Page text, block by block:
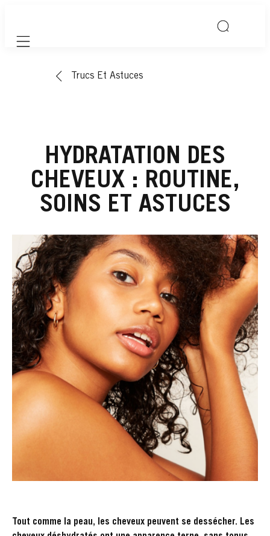
Mobile navigation
Trucs Et Astuces
HYDRATATION DES
CHEVEUX : ROUTINE,
SOINS ET ASTUCES
Tout comme la peau, les cheveux peuvent se dessécher. Les